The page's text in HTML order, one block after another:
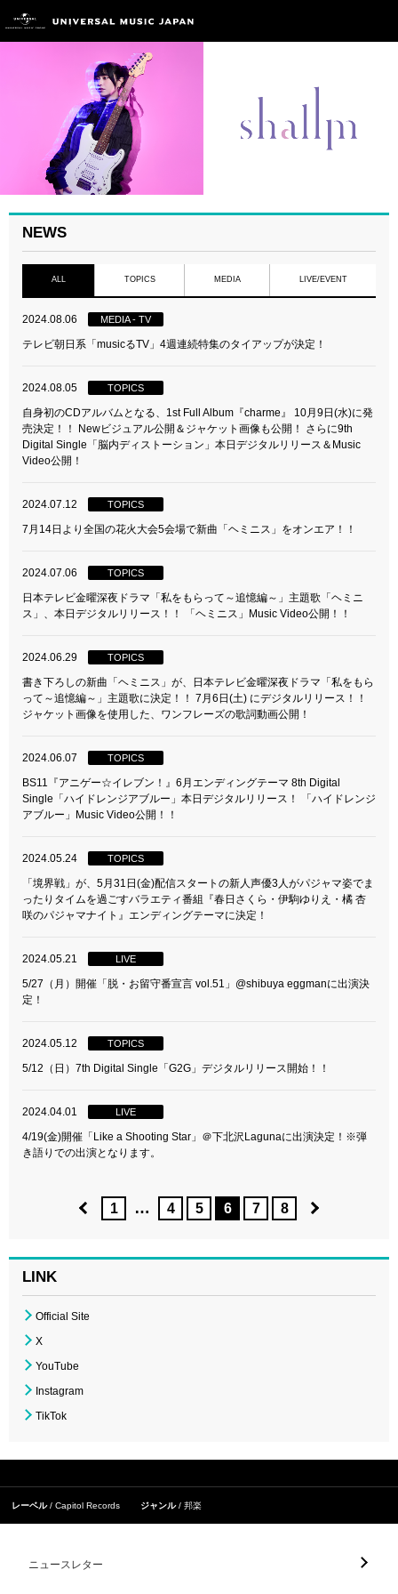
NEWS
ALL TOPICS MEDIA LIVE/EVENT
2024.08.06 MEDIA - TV
テレビ朝日系「musicるTV」4週連続特集のタイアップが決定！
2024.08.05 TOPICS
自身初のCDアルバムとなる、1st Full Album『charme』 10月9日(水)に発
売決定！！ Newビジュアル公開＆ジャケット画像も公開！ さらに9th
Digital Single「脳内ディストーション」本日デジタルリリース＆Music
Video公開！
2024.07.12 TOPICS
7月14日より全国の花火大会5会場で新曲「ヘミニス」をオンエア！！
2024.07.06 TOPICS
日本テレビ金曜深夜ドラマ「私をもらって～追憶編～」主題歌「ヘミニ
ス」、本日デジタルリリース！！ 「ヘミニス」Music Video公開！！
2024.06.29 TOPICS
書き下ろしの新曲「ヘミニス」が、日本テレビ金曜深夜ドラマ「私をもら
って～追憶編～」主題歌に決定！！ 7月6日(土) にデジタルリリース！！
ジャケット画像を使用した、ワンフレーズの歌詞動画公開！
2024.06.07 TOPICS
BS11『アニゲー☆イレブン！』6月エンディングテーマ 8th Digital
Single「ハイドレンジアブルー」本日デジタルリリース！ 「ハイドレンジ
アブルー」Music Video公開！！
2024.05.24 TOPICS
「境界戦」が、5月31日(金)配信スタートの新人声優3人がパジャマ姿でま
ったりタイムを過ごすバラエティ番組『春日さくら・伊駒ゆりえ・橘 杏
咲のパジャマナイト』エンディングテーマに決定！
2024.05.21 LIVE
5/27（月）開催「脱・お留守番宣言 vol.51」@shibuya eggmanに出演決
定！
2024.05.12 TOPICS
5/12（日）7th Digital Single「G2G」デジタルリリース開始！！
2024.04.01 LIVE
4/19(金)開催「Like a Shooting Star」＠下北沢Lagunaに出演決定！※弾
き語りでの出演となります。
1 … 4 5 6 7 8
LINK
Official Site
X
YouTube
Instagram
TikTok
レーベル Capitol Records ジャンル 邦楽
ニュースレター